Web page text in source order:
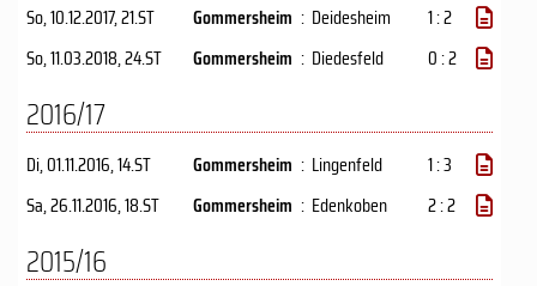
So, 10.12.2017, 21.ST Gommersheim : Deidesheim
1 : 2
So, 11.03.2018, 24.ST Gommersheim : Diedesfeld 0 : 2
2016/17
Di, 01.11.2016, 14.ST Gommersheim : Lingenfeld
1 : 3
Sa, 26.11.2016, 18.ST Gommersheim : Edenkoben 2 : 2
2015/16